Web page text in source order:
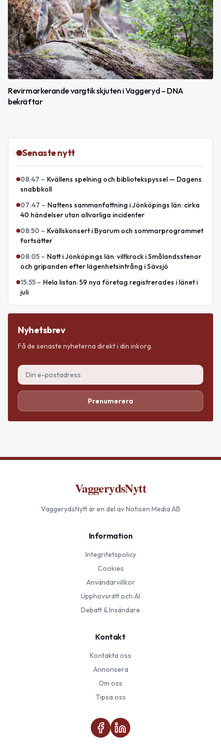
Revirmarkerande vargtik skjuten i Vaggeryd – DNA
bekräftar
Senaste nytt
08:47 – Kvällens spelning och bibliotekspyssel — Dagens
snabbkoll
07:47 – Nattens sammanfattning i Jönköpings län: cirka
40 händelser utan allvarliga incidenter
08:50 – Kvällskonsert i Byarum och sommarprogrammet
fortsätter
08:05 – Natt i Jönköpings län: viltkrock i Smålandsstenar
och gripanden efter lägenhetsintrång i Sävsjö
15:55 – Hela listan: 59 nya företag registrerades i länet i
juli
Nyhetsbrev
Få de senaste nyheterna direkt i din inkorg.
Prenumerera
VaggerydsNytt
VaggerydsNyttär en del av Notisen Media AB
Information
Integritetspolicy
Cookies
Användarvillkor
Upphovsrätt och AI
Debatt & Insändare
Kontakt
Kontakta oss
Annonsera
Om oss
Tipsa oss